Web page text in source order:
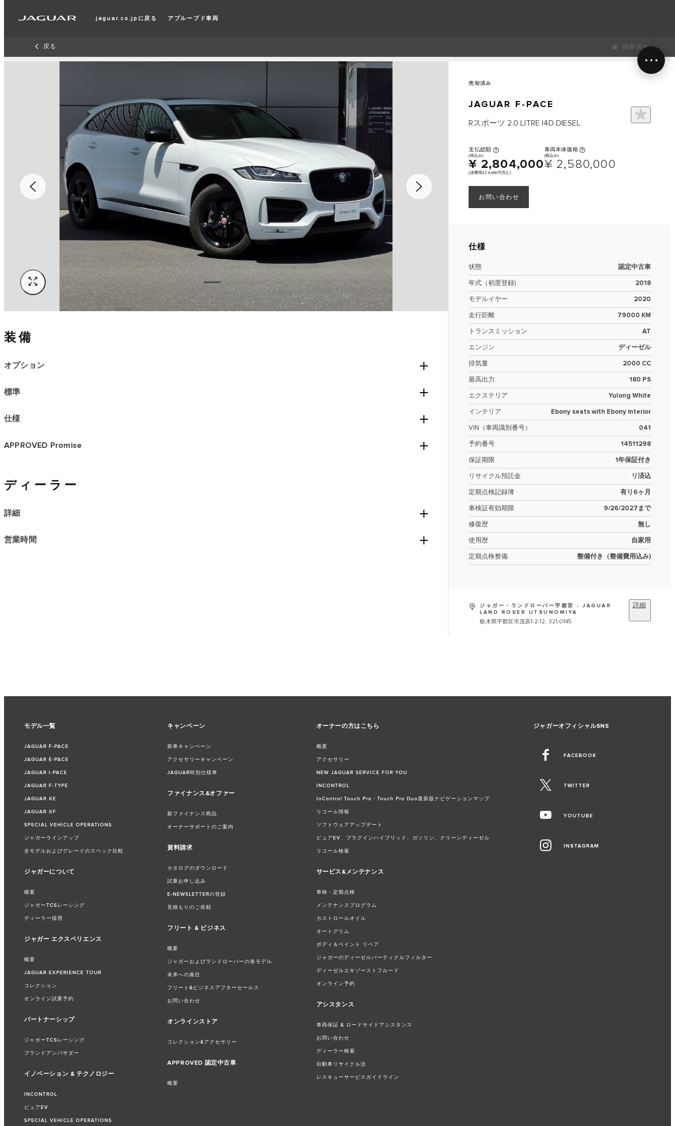
jaguar.co.jpに戻る アプルーブド車両
戻る 保存済み
装備
オプション
標準
仕様
APPROVED Promise
ディーラー
詳細
営業時間
売却済み
JAGUAR F-PACE
Rスポーツ 2.0 LITRE I4D DIESEL
支払総額
(税込み)
¥ 2,804,000
(諸費用224,000円含む)
車両本体価格
(税込み)
¥ 2,580,000
お問い合わせ
仕様
状態
認定中古車
年式（初度登録)
2018
モデルイヤー
2020
走行距離
79000 KM
トランスミッション
AT
エンジン
ディーゼル
排気量
2000 CC
最高出力
180 PS
エクステリア
Yulong White
インテリア
Ebony seats with Ebony interior
VIN（車両識別番号）
041
予約番号
14511298
保証期限
1年保証付き
リサイクル預託金
リ済込
定期点検記録簿
有り6ヶ月
車検証有効期限
9/26/2027まで
修復歴
無し
使用歴
自家用
定期点検整備
整備付き（整備費用込み)
ジャガー・ランドローバー宇都宮 - JAGUAR
LAND ROVER UTSUNOMIYA
栃木県宇都宮市茂原1-2-12, 321-0145
詳細
モデル一覧
JAGUAR F‑PACE
JAGUAR E‑PACE
JAGUAR I‑PACE
JAGUAR F‑TYPE
JAGUAR XE
JAGUAR XF
SPECIAL VEHICLE OPERATIONS
ジャガーラインアップ
全モデルおよびグレードのスペック比較
ジャガーについて
概要
ジャガーTCSレーシング
ディーラー採用
ジャガー エクスペリエンス
概要
JAGUAR EXPERIENCE TOUR
コレクション
オンライン試乗予約
パートナーシップ
ジャガーTCSレーシング
ブランドアンバサダー
イノベーション & テクノロジー
INCONTROL
ピュアEV
SPECIAL VEHICLE OPERATIONS
キャンペーン
新車キャンペーン
アクセサリーキャンペーン
JAGUAR特別仕様車
ファイナンス&オファー
新ファイナンス商品
オーナーサポートのご案内
資料請求
カタログのダウンロード
試乗お申し込み
E-NEWSLETTERの登録
見積もりのご依頼
フリート & ビジネス
概要
ジャガーおよびランドローバーの各モデル
未来への責任
フリート&ビジネスアフターセールス
お問い合わせ
オンラインストア
コレクション&アクセサリー
APPROVED 認定中古車
概要
オーナーの方はこちら
概要
アクセサリー​
NEW JAGUAR SERVICE FOR YOU
INCONTROL
InControl Touch Pro・Touch Pro Duo最新版ナビゲーションマップ
リコール情報
ソフトウェアアップデート
ピュアEV、プラグインハイブリッド、ガソリン、クリーンディーゼル
リコール検索
サービス&メンテナンス
車検・定期点検
メンテナンスプログラム
カストロールオイル
オートグリム
ボディ＆ペイント リペア
ジャガーのディーゼルパーティクルフィルター
ディーゼルエキゾーストフルード
オンライン予約
アシスタンス
車両保証 & ロードサイドアシスタンス
お問い合わせ
ディーラー検索
自動車リサイクル法
レスキューサービスガイドライン
ジャガーオフィシャルSNS
FACEBOOK
TWITTER
YOUTUBE
INSTAGRAM